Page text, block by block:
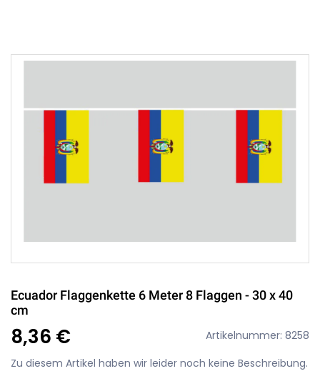
Ecuador Flaggenkette 6 Meter 8 Flaggen - 30 x 40
cm
8,36 €
Artikelnummer: 8258
Zu diesem Artikel haben wir leider noch keine Beschreibung.